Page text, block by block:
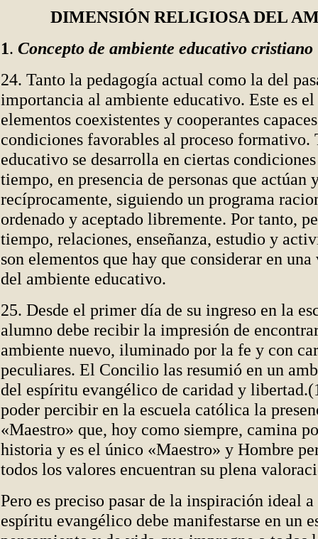
DIMENSIÓN RELIGIOSA DEL
1. Concepto de ambiente educativo cristiano
24. Tanto la pedagogía actual como la del
importancia al ambiente educativo. Este es
elementos coexistentes y cooperantes capaces
condiciones favorables al proceso formativo.
educativo se desarrolla en ciertas
tiempo, en presencia de personas que actúan
recíprocamente, siguiendo un programa
ordenado y aceptado libremente. Por tanto,
tiempo, relaciones, enseñanza, estudio y
son elementos que hay que considerar en
del ambiente educativo.
25. Desde el primer día de su ingreso en la
alumno debe recibir la impresión de
ambiente nuevo, iluminado por la fe y con
peculiares. El Concilio las resumió en un
del espíritu evangélico de caridad y
poder percibir en la escuela católica la
«Maestro» que, hoy como siempre, camina
historia y es el único «Maestro» y Hombre
todos los valores encuentran su plena
Pero es preciso pasar de la inspiración ideal
espíritu evangélico debe manifestarse en un